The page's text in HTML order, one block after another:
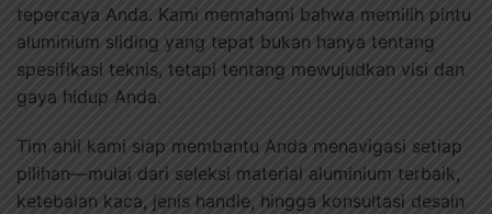
tepercaya Anda. Kami memahami bahwa memilih pintu
aluminium sliding yang tepat bukan hanya tentang
spesifikasi teknis, tetapi tentang mewujudkan visi dan
gaya hidup Anda.
Tim ahli kami siap membantu Anda menavigasi setiap
pilihan—mulai dari seleksi material aluminium terbaik,
ketebalan kaca, jenis handle, hingga konsultasi desain